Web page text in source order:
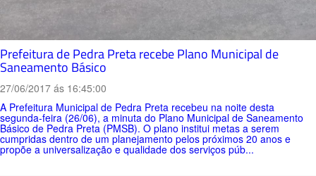
Prefeitura de Pedra Preta recebe Plano Municipal de
Saneamento Básico
27/06/2017 ás 16:45:00
A Prefeitura Municipal de Pedra Preta recebeu na noite desta
segunda-feira (26/06), a minuta do Plano Municipal de Saneamento
Básico de Pedra Preta (PMSB). O plano institui metas a serem
cumpridas dentro de um planejamento pelos próximos 20 anos e
propõe a universalização e qualidade dos serviços púb...